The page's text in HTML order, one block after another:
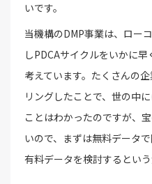
いです。
当機構のDMP事業は、ロー
しPDCAサイクルをいかに
考えています。たくさんの
リングしたことで、世の中
ことはわかったのですが、
いので、まずは無料データ
有料データを検討するとい